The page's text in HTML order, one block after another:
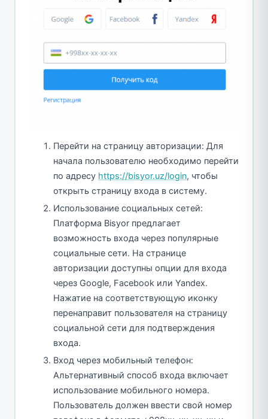
Перейти на страницу авторизации: Для
начала пользователю необходимо перейти
по адресу https://bisyor.uz/login, чтобы
открыть страницу входа в систему.
Использование социальных сетей:
Платформа Bisyor предлагает
возможность входа через популярные
социальные сети. На странице
авторизации доступны опции для входа
через Google, Facebook или Yandex.
Нажатие на соответствующую иконку
перенаправит пользователя на страницу
социальной сети для подтверждения
входа.
Вход через мобильный телефон:
Альтернативный способ входа включает
использование мобильного номера.
Пользователь должен ввести свой номер